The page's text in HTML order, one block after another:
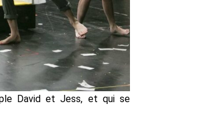
David et Jess, et qui se